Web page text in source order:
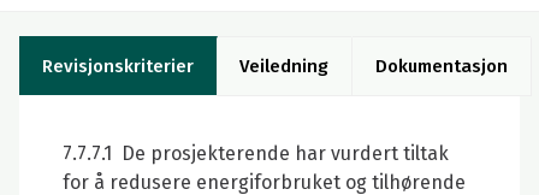
Revisjonskriterier Veiledning Dokumentasjon
7.7.7.1 De prosjekterende har vurdert tiltak
for å redusere energiforbruket og tilhørende